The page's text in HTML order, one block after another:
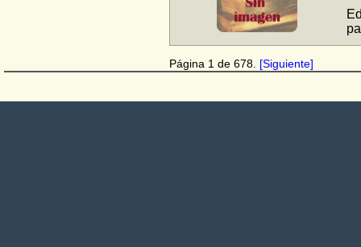
Página 1 de 678. [Siguiente]